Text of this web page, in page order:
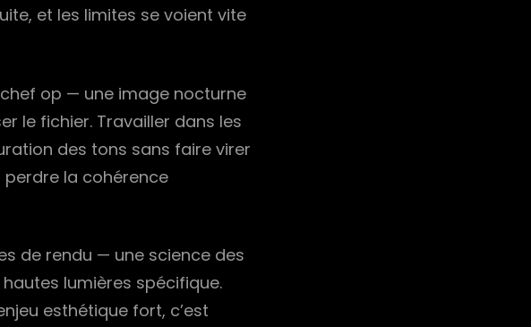
et les limites se voient vite
op — une image nocturne
le fichier. Travailler dans les
des tons sans faire virer
perdre la cohérence
de rendu — une science des
lumières spécifique.
esthétique fort, c’est